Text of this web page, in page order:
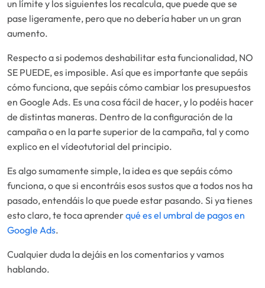
un límite y los siguientes los recalcula, que puede que se
pase ligeramente, pero que no debería haber un un gran
aumento.
Respecto a si podemos deshabilitar esta funcionalidad, NO
SE PUEDE, es imposible. Así que es importante que sepáis
cómo funciona, que sepáis cómo cambiar los presupuestos
en Google Ads. Es una cosa fácil de hacer, y lo podéis hacer
de distintas maneras. Dentro de la configuración de la
campaña o en la parte superior de la campaña, tal y como
explico en el vídeotutorial del principio.
Es algo sumamente simple, la idea es que sepáis cómo
funciona, o que si encontráis esos sustos que a todos nos ha
pasado, entendáis lo que puede estar pasando. Si ya tienes
esto claro, te toca aprenderqué es el umbral de pagos en
Google Ads.
Cualquier duda la dejáis en los comentarios y vamos
hablando.